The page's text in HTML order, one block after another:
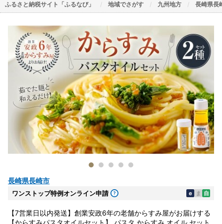
ふるさと納税サイト「ふるなび」 地域でさがす 九州地方 長崎県長
長崎県長崎市
ワンストップ特例オンライン申請 e ま 自
【7営業日以内発送】創業安政6年の老舗からすみ屋がお届けする